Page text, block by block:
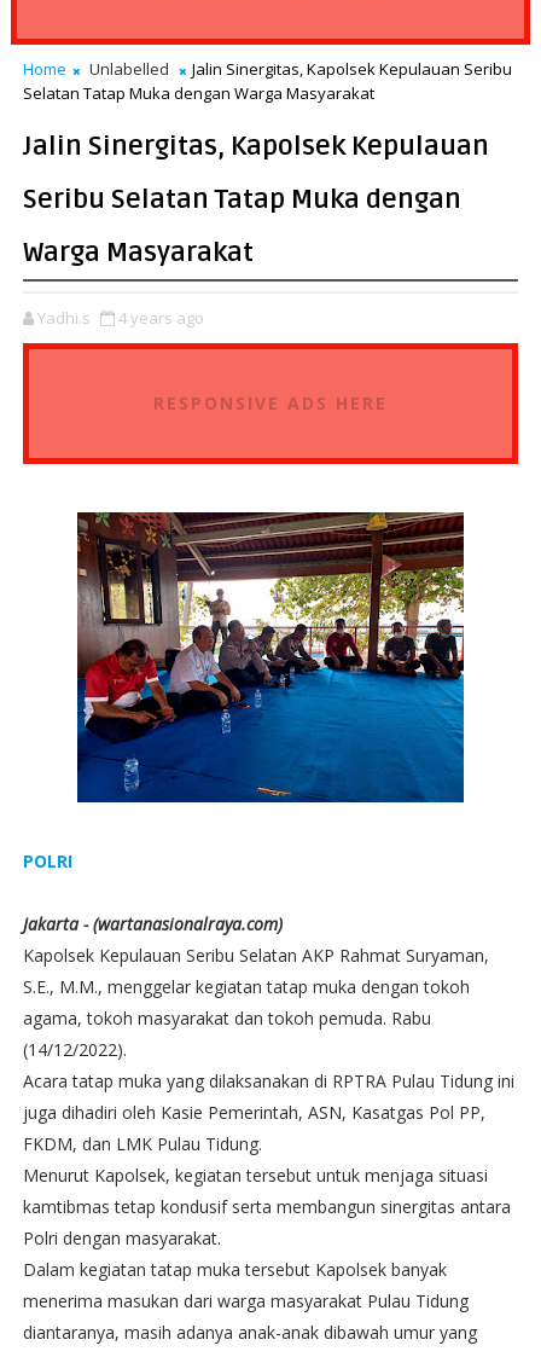
Home Unlabelled
Jalin Sinergitas, Kapolsek Kepulauan Seribu
Selatan Tatap Muka dengan Warga Masyarakat
Jalin Sinergitas, Kapolsek Kepulauan
Seribu Selatan Tatap Muka dengan
Warga Masyarakat
Yadhi.s 4 years ago
RESPONSIVE ADS HERE
POLRI
Jakarta - (wartanasionalraya.com)
Kapolsek Kepulauan Seribu Selatan AKP Rahmat Suryaman,
S.E., M.M., menggelar kegiatan tatap muka dengan tokoh
agama, tokoh masyarakat dan tokoh pemuda. Rabu
(14/12/2022).
Acara tatap muka yang dilaksanakan di RPTRA Pulau Tidung ini
juga dihadiri oleh Kasie Pemerintah, ASN, Kasatgas Pol PP,
FKDM, dan LMK Pulau Tidung.
Menurut Kapolsek, kegiatan tersebut untuk menjaga situasi
kamtibmas tetap kondusif serta membangun sinergitas antara
Polri dengan masyarakat.
Dalam kegiatan tatap muka tersebut Kapolsek banyak
menerima masukan dari warga masyarakat Pulau Tidung
diantaranya, masih adanya anak-anak dibawah umur yang